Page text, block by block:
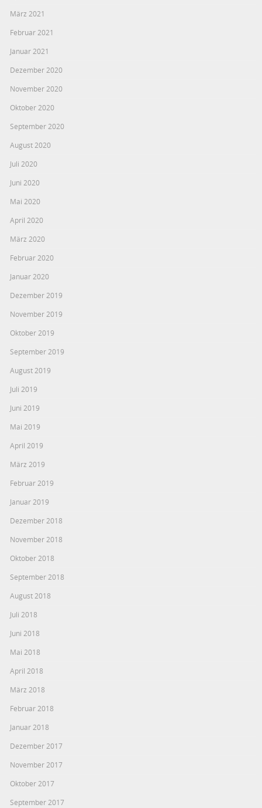
März 2021
Februar 2021
Januar 2021
Dezember 2020
November 2020
Oktober 2020
September 2020
August 2020
Juli 2020
Juni 2020
Mai 2020
April 2020
März 2020
Februar 2020
Januar 2020
Dezember 2019
November 2019
Oktober 2019
September 2019
August 2019
Juli 2019
Juni 2019
Mai 2019
April 2019
März 2019
Februar 2019
Januar 2019
Dezember 2018
November 2018
Oktober 2018
September 2018
August 2018
Juli 2018
Juni 2018
Mai 2018
April 2018
März 2018
Februar 2018
Januar 2018
Dezember 2017
November 2017
Oktober 2017
September 2017